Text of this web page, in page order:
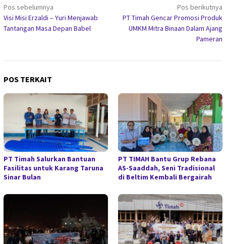
Navigasi
pos
Pos sebelumnya
Visi Misi Erzaldi – Yuri Menjawab
Tantangan Masa Depan Babel
Pos berikutnya
PT Timah Gencar Promosi Produk
UMKM Mitra Binaan Dalam Ajang
Pameran
POS TERKAIT
PT Timah Salurkan Bantuan
Fasilitas untuk Karang Taruna
Sinar Bulan
PT TIMAH Bantu Grup Rebana
AS-Saaddah, Seni Tradisional
di Beltim Kembali Bergairah